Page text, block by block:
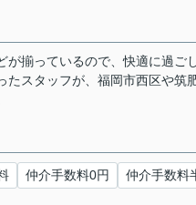
が揃っているので、快適に過ご
たスタッフが、福岡市西区や筑
仲介手数料0円 仲介手数料